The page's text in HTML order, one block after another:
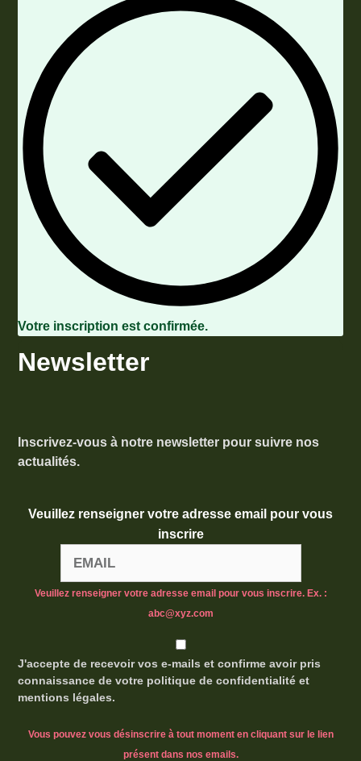
Votre inscription est confirmée.
Newsletter
Inscrivez-vous à notre newsletter pour suivre nos
actualités.
Veuillez renseigner votre adresse email pour vous
inscrire
Veuillez renseigner votre adresse email pour vous inscrire. Ex. :
abc@xyz.com
J'accepte de recevoir vos e-mails et confirme avoir pris
connaissance de votre politique de confidentialité et
mentions légales.
Vous pouvez vous désinscrire à tout moment en cliquant sur le lien
présent dans nos emails.